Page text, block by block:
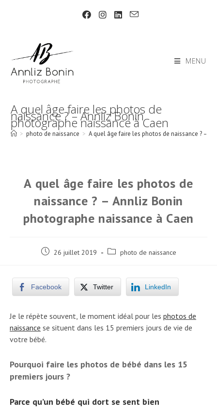
MENU
A quel âge faire les photos de
naissance ? – Annliz Bonin
photographe naissance à Caen
> photo de naissance > A quel âge faire les photos de naissance ? –
A quel âge faire les photos de
naissance ? – Annliz Bonin
photographe naissance à Caen
Post 26 juillet 2019
Post photo de naissance
Facebook Twitter LinkedIn
Je le répète souvent, le moment idéal pour les photos de
naissance se situent dans les 15 premiers jours de vie de
votre bébé.
Pourquoi faire les photos de bébé dans les 15
premiers jours ?
Parce qu’un bébé qui dort se sent bien